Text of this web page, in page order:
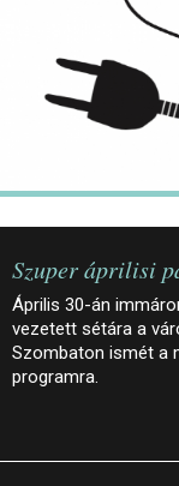
Szuper áprilisi
Április 30-án
vezetett sétára a
Szombaton ismét a
programra.